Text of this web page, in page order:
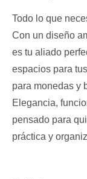
Todo lo que
Con un diseño
es tu aliado
espacios para
para monedas y
Elegancia,
pensado para
práctica y